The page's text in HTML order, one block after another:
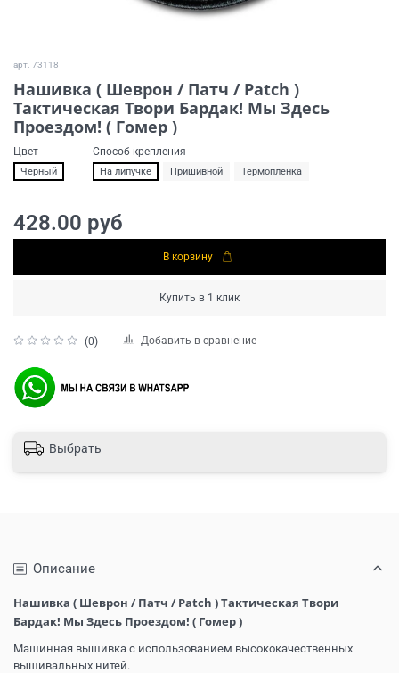
арт. 73118
Нашивка ( Шеврон / Патч / Patch )
Тактическая Твори Бардак! Мы Здесь
Проездом! ( Гомер )
(0) Добавить в сравнение
Цвет
Черный
Способ крепления
На липучке Пришивной Термопленка
428.00 руб
В корзину
Купить в 1 клик
Выбрать
Описание
Нашивка ( Шеврон / Патч / Patch ) Тактическая Твори
Бардак! Мы Здесь Проездом! ( Гомер )
Машинная вышивка с использованием высококачественных
вышивальных нитей.